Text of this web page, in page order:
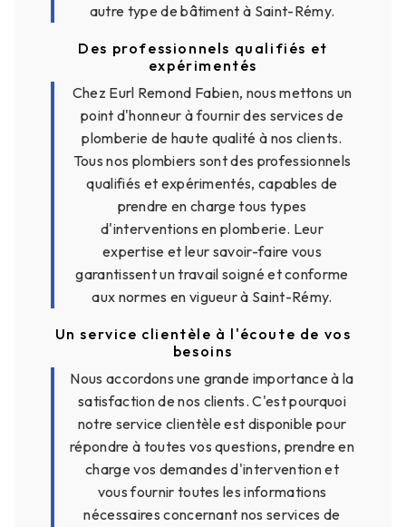
autre type de bâtiment à Saint-Rémy.
Des professionnels qualifiés et
expérimentés
Chez Eurl Remond Fabien, nous mettons un
point d'honneur à fournir des services de
plomberie de haute qualité à nos clients.
Tous nos plombiers sont des professionnels
qualifiés et expérimentés, capables de
prendre en charge tous types
d'interventions en plomberie. Leur
expertise et leur savoir-faire vous
garantissent un travail soigné et conforme
aux normes en vigueur à Saint-Rémy.
Un service clientèle à l'écoute de vos
besoins
Nous accordons une grande importance à la
satisfaction de nos clients. C'est pourquoi
notre service clientèle est disponible pour
répondre à toutes vos questions, prendre en
charge vos demandes d'intervention et
vous fournir toutes les informations
nécessaires concernant nos services de